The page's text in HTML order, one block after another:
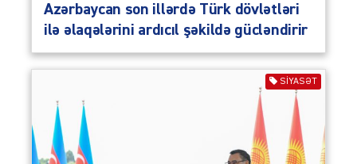
Azərbaycan son illərdə Türk dövlətləri
ilə əlaqələrini ardıcıl şəkildə gücləndirir
SIYASƏT